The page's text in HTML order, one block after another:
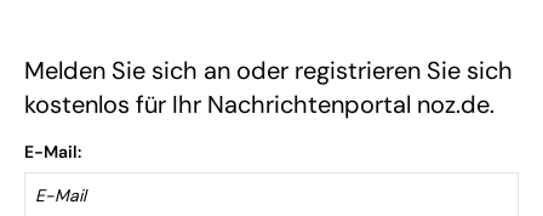
Melden Sie sich an oder registrieren Sie sich
kostenlos für Ihr Nachrichtenportal noz.de.
E-Mail